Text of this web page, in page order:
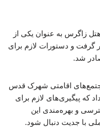
زاگرس به عنوان یکی از
گرفت و دستورات لازم برای
شد.
اقامتی شهرک قدس
که پیگیری‌های لازم برای
و بهره‌مندی این
با جدیت دنبال شود.